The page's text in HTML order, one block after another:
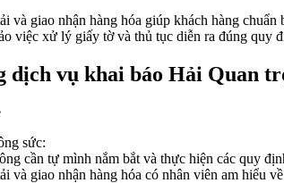
và giao nhận hàng hóa giúp khách hàng
việc xử lý giấy tờ và thủ tục diễn ra đúng quy
dịch vụ khai báo Hải Quan
sức:
cần tự mình nắm bắt và thực hiện các quy
và giao nhận hàng hóa có nhân viên am hiểu